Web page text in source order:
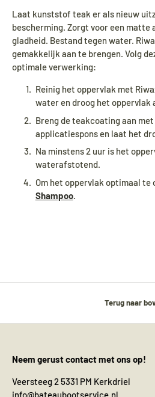
Laat kunststof teak er als nieuw
bescherming. Zorgt voor een matte
gladheid. Bestand tegen water.
gemakkelijk aan te brengen. Volg
optimale verwerking:
Reinig het oppervlak met
water en droog het oppervlak
Breng de teakcoating aan
applicatiespons en laat het
Na minstens 2 uur is het
waterafstotend.
Om het oppervlak optimaal te
Shampoo.
Terug naar
Neem gerust contact met ons op!
Veersteeg 2 5331 PM Kerkdriel
info@bateaubootservice.nl